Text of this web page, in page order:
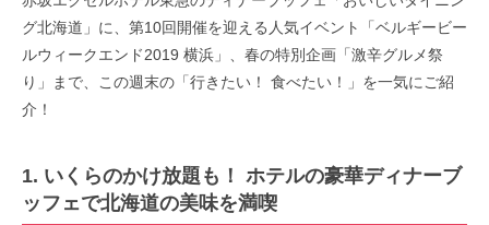
グ北海道」に、第10回開催を迎える人気イベント「ベルギービー
ルウィークエンド2019 横浜」、春の特別企画「激辛グルメ祭
り」まで、この週末の「行きたい！ 食べたい！」を一気にご紹
介！
1. いくらのかけ放題も！ ホテルの豪華ディナーブ
ッフェで北海道の美味を満喫